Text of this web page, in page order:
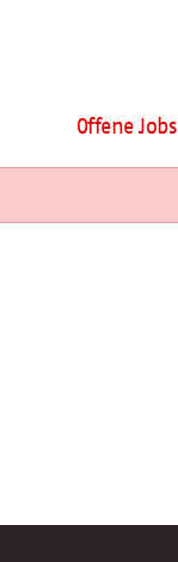
Offene Jobs